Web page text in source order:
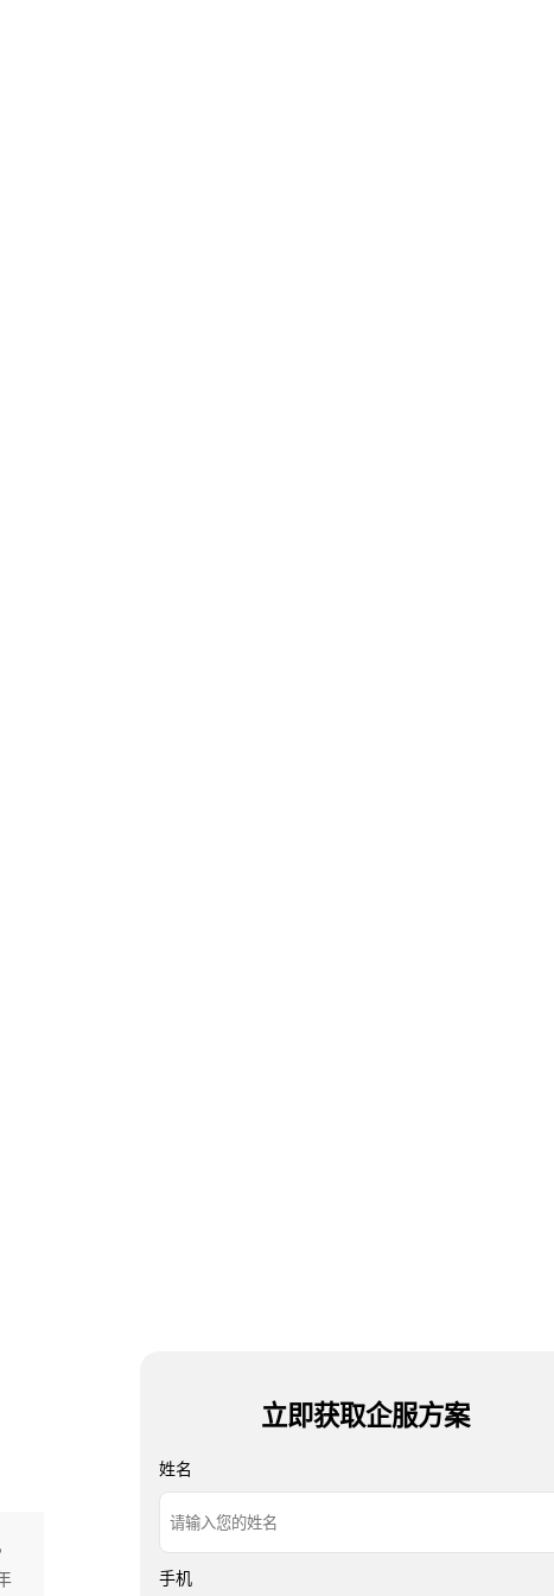
立即获取企服方案
姓名
手机